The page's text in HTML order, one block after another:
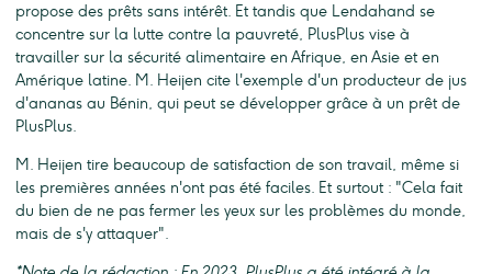
propose des prêts sans intérêt. Et tandis que Lendahand se
concentre sur la lutte contre la pauvreté, PlusPlus vise à
travailler sur la sécurité alimentaire en Afrique, en Asie et en
Amérique latine. M. Heijen cite l'exemple d'un producteur de jus
d'ananas au Bénin, qui peut se développer grâce à un prêt de
PlusPlus.
M. Heijen tire beaucoup de satisfaction de son travail, même si
les premières années n'ont pas été faciles. Et surtout : "Cela fait
du bien de ne pas fermer les yeux sur les problèmes du monde,
mais de s'y attaquer".